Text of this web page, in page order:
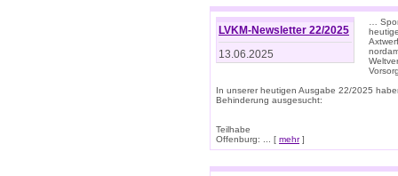
LVKM-Newsletter 22/2025
13.06.2025
…
In unserer heutigen Ausgabe 22/2025
Behinderung ausgesucht:
Teilhabe
Offenburg: ... [ mehr]